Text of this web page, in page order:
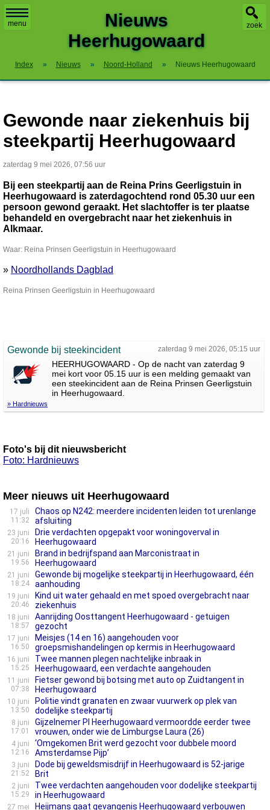
menu zoek
Nieuws
Heerhugowaard
Index » Nieuws » Noord-Holland » Nieuws Heerhugowaard
Gewonde naar ziekenhuis bij
steekpartij Heerhugowaard
zaterdag 9 mei 2026, 07:56 uur
Bij een steekpartij aan de Reina Prins Geerligstuin in
Heerhugowaard is zaterdagochtend rond 05.30 uur een
persoon gewond geraakt. Het slachtoffer is ter plaatse
behandeld en overgebracht naar het ziekenhuis in
Alkmaar.
Waar: Reina Prinsen Geerligstuin in Heerhugowaard
» Noordhollands Dagblad
Reina Prinsen Geerligstuin in Heerhugowaard
zaterdag 9 mei 2026, 05:15 uur
Gewonde bij steekincident
HEERHUGOWAARD - Op de nacht van zaterdag 9
mei kort voor 05.15 uur is een melding gemaakt van
een steekincident aan de Reina Prinsen Geerligstuin
in Heerhugowaard.
» Hardnieuws
Foto's bij dit nieuwsbericht
Foto: Hardnieuws
Meer nieuws uit Heerhugowaard
17 juli
11:32
Chaos op N242: meerdere incidenten leiden tot urenlange
afsluiting
23 juni
20:16
Drie verdachten opgepakt voor woningoverval in
Heerhugowaard
21 juni
19:56
Brand in bedrijfspand aan Marconistraat in
Heerhugowaard
21 juni
18:24
Gewonde bij mogelijke steekpartij in Heerhugowaard, één
aanhouding
19 juni
20:46
Kind uit water gehaald en met spoed overgebracht naar
ziekenhuis
18 juni
18:57
Aanrijding Oosttangent Heerhugowaard - getuigen
gezocht
17 juni
16:50
Meisjes (14 en 16) aangehouden voor
groepsmishandelingen op kermis in Heerhugowaard
16 juni
15:25
Twee mannen plegen nachtelijke inbraak in
Heerhugowaard, een verdachte aangehouden
11 juni
07:38
Fietser gewond bij botsing met auto op Zuidtangent in
Heerhugowaard
10 juni
13:50
Politie vindt granaten en zwaar vuurwerk op plek van
dodelijke steekpartij
8 juni
17:01
Gijzelnemer PI Heerhugowaard vermoordde eerder twee
vrouwen, onder wie de Limburgse Laura (26)
4 juni
12:16
‘Omgekomen Brit werd gezocht voor dubbele moord
Amsterdamse Pijp’
3 juni
21:52
Dode bij geweldsmisdrijf in Heerhugowaard is 52-jarige
Brit
2 juni
15:29
Twee verdachten aangehouden voor dodelijke steekpartij
in Heerhugowaard
27 mei Heijmans gaat gevangenis Heerhugowaard verbouwen